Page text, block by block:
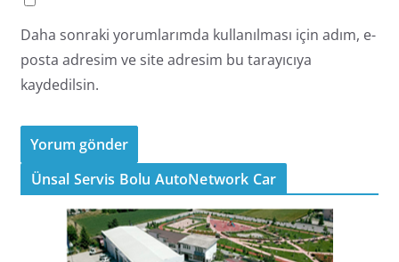
Daha sonraki yorumlarımda kullanılması için adım, e-
posta adresim ve site adresim bu tarayıcıya
kaydedilsin.
Ünsal Servis Bolu AutoNetwork Car